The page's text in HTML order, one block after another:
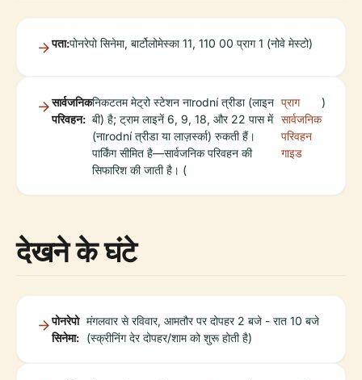
पता:पोनरेपो सिनेमा, बार्टोलोमेस्का 11, 110 00 प्राग 1 (नोवे मेस्टो)
सार्वजनिक
परिवहन:
निकटतम मेट्रो स्टेशन नाrodní त्रीडा (लाइन
बी) है; ट्राम लाइनें 6, 9, 18, और 22 पास में
(नाrodní त्रीडा या लाज़र्स्का) रुकती हैं।
पार्किंग सीमित है—सार्वजनिक परिवहन की
सिफारिश की जाती है। (
प्राग
सार्वजनिक
परिवहन
गाइड
)
देखने के घंटे
पोनरेपो
सिनेमा:
मंगलवार से रविवार, आमतौर पर दोपहर 2 बजे - रात 10 बजे
(स्क्रीनिंग देर दोपहर/शाम को शुरू होती है)